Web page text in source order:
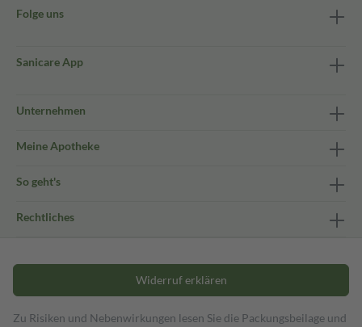
Folge uns
Sanicare App
Unternehmen
Meine Apotheke
So geht's
Rechtliches
Widerruf erklären
Zu Risiken und Nebenwirkungen lesen Sie die Packungsbeilage und